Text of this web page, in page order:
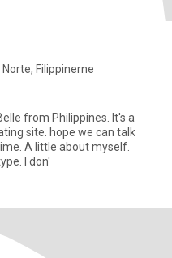
Filippinerne
site. hope we can talk
Well... I'm pinay, my skin is morena type. I don'